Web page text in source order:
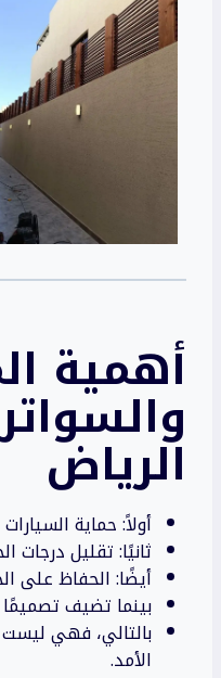
أهمية
والسواتر
الرياض
أولاً: حماية
ثانيًا: تقليل درجات
أيضًا: الحفاظ على
بينما تضيف
بالتالي، فهي
الأمد.